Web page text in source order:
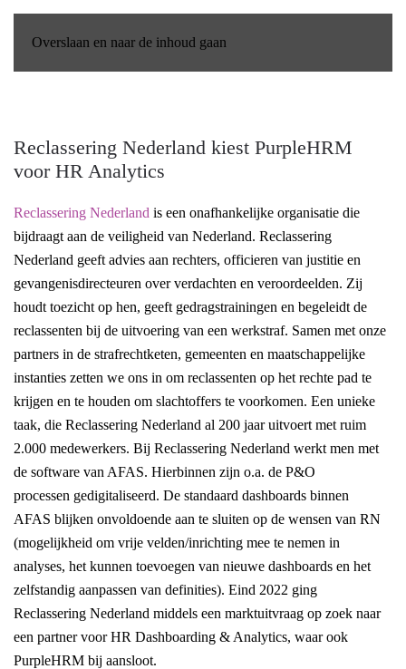
Overslaan en naar de inhoud gaan
Reclassering Nederland kiest PurpleHRM
voor HR Analytics
Reclassering Nederland is een onafhankelijke organisatie die
bijdraagt aan de veiligheid van Nederland. Reclassering
Nederland geeft advies aan rechters, officieren van justitie en
gevangenisdirecteuren over verdachten en veroordeelden. Zij
houdt toezicht op hen, geeft gedragstrainingen en begeleidt de
reclassenten bij de uitvoering van een werkstraf. Samen met onze
partners in de strafrechtketen, gemeenten en maatschappelijke
instanties zetten we ons in om reclassenten op het rechte pad te
krijgen en te houden om slachtoffers te voorkomen. Een unieke
taak, die Reclassering Nederland al 200 jaar uitvoert met ruim
2.000 medewerkers. Bij Reclassering Nederland werkt men met
de software van AFAS. Hierbinnen zijn o.a. de P&O
processen gedigitaliseerd. De standaard dashboards binnen
AFAS blijken onvoldoende aan te sluiten op de wensen van RN
(mogelijkheid om vrije velden/inrichting mee te nemen in
analyses, het kunnen toevoegen van nieuwe dashboards en het
zelfstandig aanpassen van definities). Eind 2022 ging
Reclassering Nederland middels een marktuitvraag op zoek naar
een partner voor HR Dashboarding & Analytics, waar ook
PurpleHRM bij aansloot.